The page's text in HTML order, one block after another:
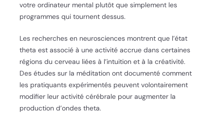
votre ordinateur mental plutôt que simplement les
programmes qui tournent dessus.
Les recherches en neurosciences montrent que l’état
theta est associé à une activité accrue dans certaines
régions du cerveau liées à l’intuition et à la créativité.
Des études sur la méditation ont documenté comment
les pratiquants expérimentés peuvent volontairement
modifier leur activité cérébrale pour augmenter la
production d’ondes theta.